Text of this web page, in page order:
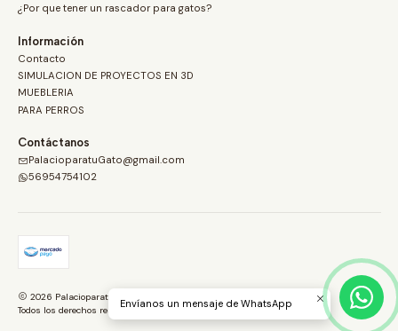
¿Por que tener un rascador para gatos?
Información
Contacto
SIMULACION DE PROYECTOS EN 3D
MUEBLERIA
PARA PERROS
Contáctanos
PalacioparatuGato@gmail.com
56954754102
2026 PalacioparatuGato.com.
Todos los derechos reservados. Desarrollado por Jumpseller.
Envíanos un mensaje de WhatsApp